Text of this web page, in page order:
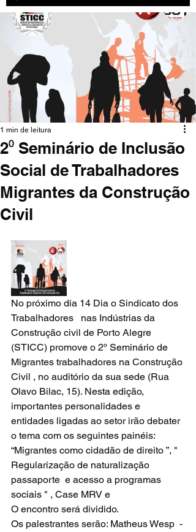
2⁰ Seminário de Inclusão
Social de Trabalhadores
Migrantes da Construção
Civil
1 min de leitura
No próximo dia 14 Dia o Sindicato dos
Trabalhadores   nas Indústrias da
Construção civil de Porto Alegre
(STICC) promove o 2º Seminário de
Migrantes trabalhadores na Construção
Civil , no auditório da sua sede (Rua
Olavo Bilac, 15). Nesta edição,
importantes personalidades e
entidades ligadas ao setor irão debater
o tema com os seguintes painéis:
“Migrantes como cidadão de direito ”, "
Regularização de naturalização
passaporte  e acesso a programas
sociais " , Case MRV e
O encontro será dividido.
Os palestrantes serão: Matheus Wesp  -